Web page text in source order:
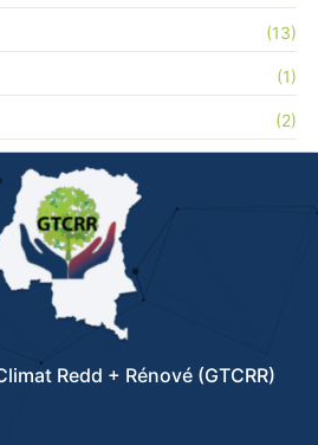
(13)
(1)
(2)
Redd + Rénové (GTCRR)